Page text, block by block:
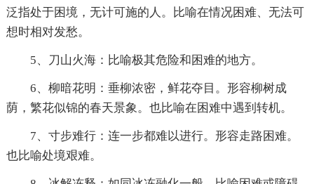
泛指处于困境，无计可施的人。比喻在情况困难、无法可
想时相对发愁。
5、刀山火海：比喻极其危险和困难的地方。
6、柳暗花明：垂柳浓密，鲜花夺目。形容柳树成
荫，繁花似锦的春天景象。也比喻在困难中遇到转机。
7、寸步难行：连一步都难以进行。形容走路困难。
也比喻处境艰难。